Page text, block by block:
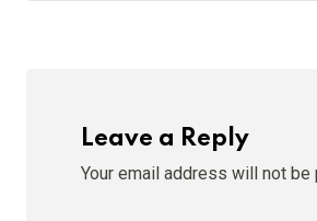
Leave a Reply
Your email address will not be